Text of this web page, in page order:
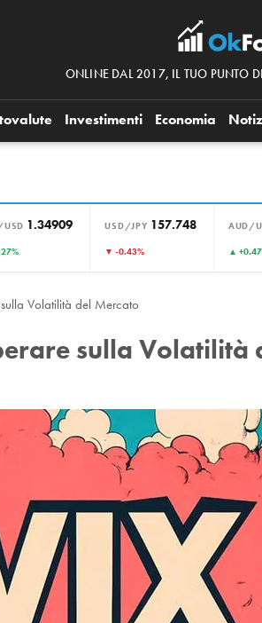
ONLINE DAL 2017, IL TUO PUNTO
Investimenti Economia
1.34909 USD/JPY 157.748
▼ -0.43%
AUD/
▲
Volatilità del Mercato
sulla Volatilità